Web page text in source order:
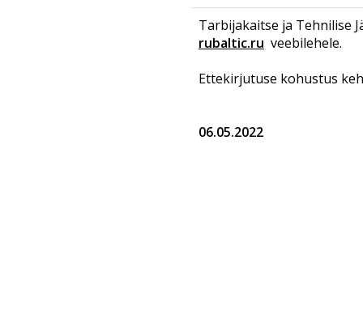
Tarbijakaitse ja Tehnilise
rubaltic.ru veebilehele.
Ettekirjutuse kohustus
06.05.2022